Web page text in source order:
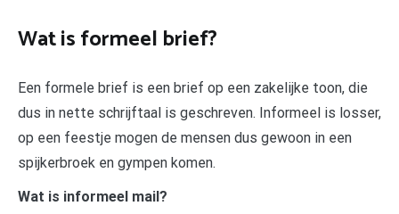
Wat is formeel brief?
Een formele brief is een brief op een zakelijke toon, die
dus in nette schrijftaal is geschreven. Informeel is losser,
op een feestje mogen de mensen dus gewoon in een
spijkerbroek en gympen komen.
Wat is informeel mail?